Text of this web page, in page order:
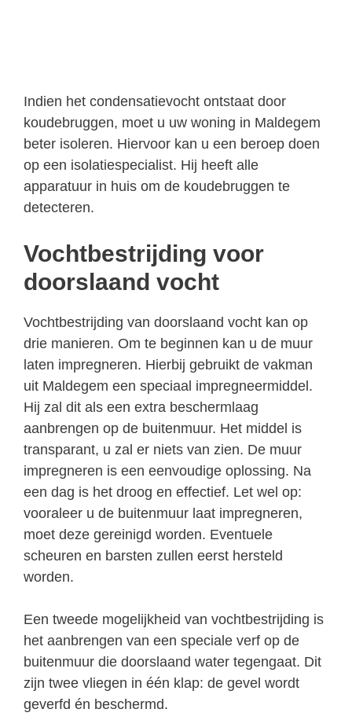
Indien het condensatievocht ontstaat door
koudebruggen, moet u uw woning in Maldegem
beter isoleren. Hiervoor kan u een beroep doen
op een isolatiespecialist. Hij heeft alle
apparatuur in huis om de koudebruggen te
detecteren.
Vochtbestrijding voor
doorslaand vocht
Vochtbestrijding van doorslaand vocht kan op
drie manieren. Om te beginnen kan u de muur
laten impregneren. Hierbij gebruikt de vakman
uit Maldegem een speciaal impregneermiddel.
Hij zal dit als een extra beschermlaag
aanbrengen op de buitenmuur. Het middel is
transparant, u zal er niets van zien. De muur
impregneren is een eenvoudige oplossing. Na
een dag is het droog en effectief. Let wel op:
vooraleer u de buitenmuur laat impregneren,
moet deze gereinigd worden. Eventuele
scheuren en barsten zullen eerst hersteld
worden.
Een tweede mogelijkheid van vochtbestrijding is
het aanbrengen van een speciale verf op de
buitenmuur die doorslaand water tegengaat. Dit
zijn twee vliegen in één klap: de gevel wordt
geverfd én beschermd.